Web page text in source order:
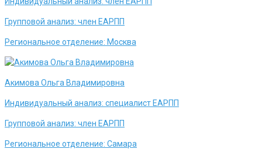
Групповой анализ: член ЕАРПП
Региональное отделение: Москва
Акимова Ольга Владимировна
Индивидуальный анализ: специалист ЕАРПП
Групповой анализ: член ЕАРПП
Региональное отделение: Самара